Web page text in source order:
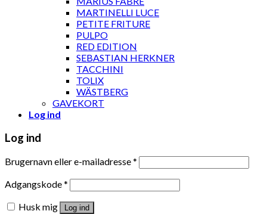
MARTINELLI LUCE
PETITE FRITURE
PULPO
RED EDITION
SEBASTIAN HERKNER
TACCHINI
TOLIX
WÄSTBERG
GAVEKORT
Log ind
Log ind
Brugernavn eller e-mailadresse*
Adgangskode*
Husk mig
Log ind